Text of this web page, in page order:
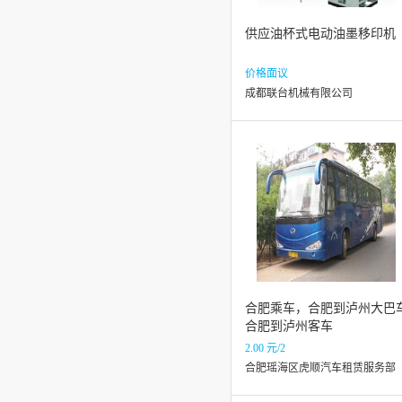
供应油杯式电动油墨移印机
价格面议
成都联台机械有限公司
合肥乘车，合肥到泸州大巴
合肥到泸州客车
2.00 元/2
合肥瑶海区虎顺汽车租赁服务部